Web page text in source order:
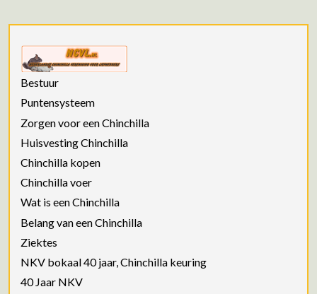
Bestuur
Puntensysteem
Zorgen voor een Chinchilla
Huisvesting Chinchilla
Chinchilla kopen
Chinchilla voer
Wat is een Chinchilla
Belang van een Chinchilla
Ziektes
NKV bokaal 40 jaar, Chinchilla keuring
40 Jaar NKV